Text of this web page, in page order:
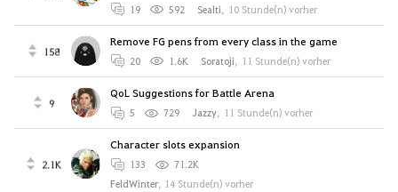
19 592 Sealti, 10 Stunde(n) vorher
158
Remove FG pens from every class in the game
20 1.6K Soratoji, 11 Stunde(n) vorher
9
QoL Suggestions for Battle Arena
5 729 Jazzy, 11 Stunde(n) vorher
2.1K
Character slots expansion
133
71.2K
FeldWinter, 14 Stunde(n) vorher